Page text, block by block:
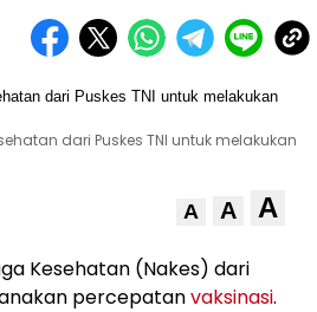
dari Puskes TNI untuk melakukan
A A A
Kesehatan (Nakes) dari
percepatanvaksinasi.